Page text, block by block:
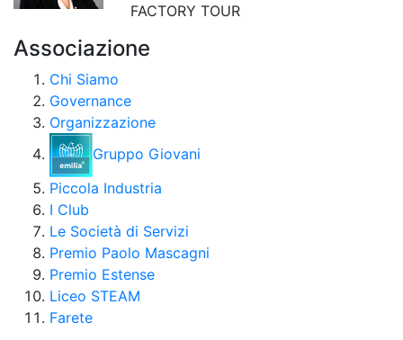
FACTORY TOUR
Associazione
Chi Siamo
Governance
Organizzazione
Gruppo Giovani
Piccola Industria
I Club
Le Società di Servizi
Premio Paolo Mascagni
Premio Estense
Liceo STEAM
Farete